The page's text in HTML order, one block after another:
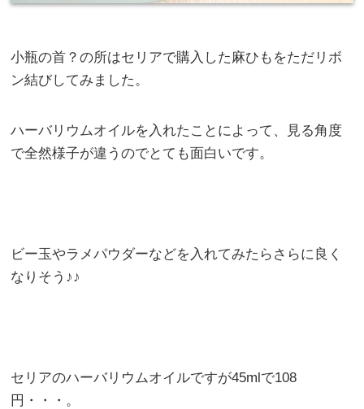
小瓶の首？の所はセリアで購入した麻ひもをただリボ
ン結びしてみました。
ハーバリウムオイルを入れたことによって、見る角度
で全然様子が違うのでとても面白いです。
ビー玉やラメパウダーなどを入れてみたらさらに良く
なりそう♪♪
セリアのハーバリウムオイルですが45mlで108
円・・・。